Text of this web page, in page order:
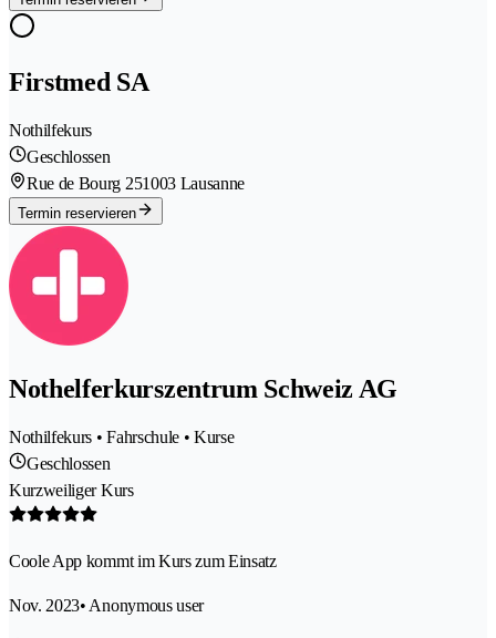
Firstmed SA
Nothilfekurs
Geschlossen
Rue de Bourg 251003 Lausanne
Termin reservieren
Nothelferkurszentrum Schweiz AG
Nothilfekurs • Fahrschule • Kurse
Geschlossen
Kurzweiliger Kurs
Coole App kommt im Kurs zum Einsatz
Nov. 2023• Anonymous user